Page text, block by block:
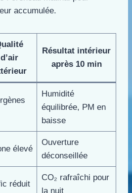
accumulée.
d’air
Résultat intérieur
après 10 min
Humidité
équilibrée, PM en
baisse
élevé
Ouverture
déconseillée
réduit
CO₂ rafraîchi pour
la nuit